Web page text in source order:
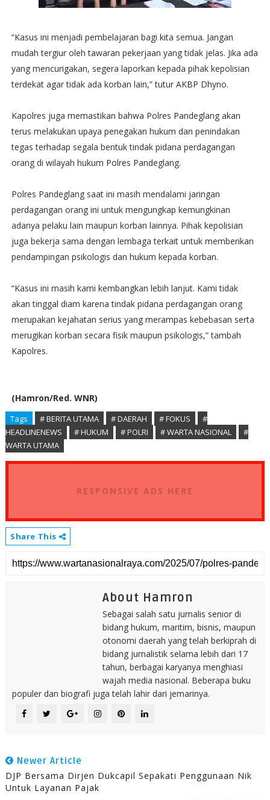
“Kasus ini menjadi pembelajaran bagi kita semua. Jangan
mudah tergiur oleh tawaran pekerjaan yang tidak jelas. Jika ada
yang mencurigakan, segera laporkan kepada pihak kepolisian
terdekat agar tidak ada korban lain,” tutur AKBP Dhyno.
Kapolres juga memastikan bahwa Polres Pandeglang akan
terus melakukan upaya penegakan hukum dan penindakan
tegas terhadap segala bentuk tindak pidana perdagangan
orang di wilayah hukum Polres Pandeglang.
Polres Pandeglang saat ini masih mendalami jaringan
perdagangan orang ini untuk mengungkap kemungkinan
adanya pelaku lain maupun korban lainnya. Pihak kepolisian
juga bekerja sama dengan lembaga terkait untuk memberikan
pendampingan psikologis dan hukum kepada korban.
“Kasus ini masih kami kembangkan lebih lanjut. Kami tidak
akan tinggal diam karena tindak pidana perdagangan orang
merupakan kejahatan serius yang merampas kebebasan serta
merugikan korban secara fisik maupun psikologis,” tambah
Kapolres.
(Hamron/Red. WNR)
Tags # BERITA UTAMA # DAERAH # FOKUS
#
HEADLINENEWS
# HUKUM # POLRI # WARTA NASIONAL
#
WARTA UTAMA
RESPONSIVE ADS HERE
Share This
About Hamron
Sebagai salah satu jurnalis senior di
bidang hukum, maritim, bisnis, maupun
otonomi daerah yang telah berkiprah di
bidang jurnalistik selama lebih dari 17
tahun, berbagai karyanya menghiasi
wajah media nasional. Beberapa buku
populer dan biografi juga telah lahir dari jemarinya.
Newer Article
DJP Bersama Dirjen Dukcapil Sepakati Penggunaan Nik
Untuk Layanan Pajak